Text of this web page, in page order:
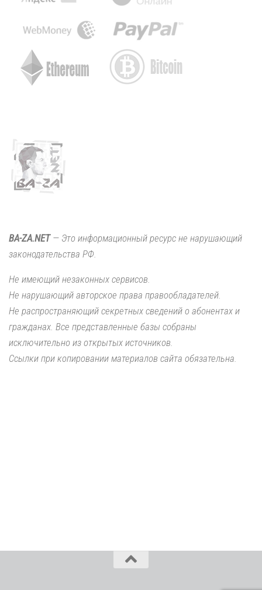
BA-ZA.NET— Это информационный ресурс не нарушающий
законодательства РФ.
Не имеющий незаконных сервисов.
Не нарушающий авторское права правообладателей.
Не распространяющий секретных сведений о абонентах и
гражданах. Все представленные базы собраны
исключительно из открытых источников.
Ссылки при копировании материалов сайта обязательна.